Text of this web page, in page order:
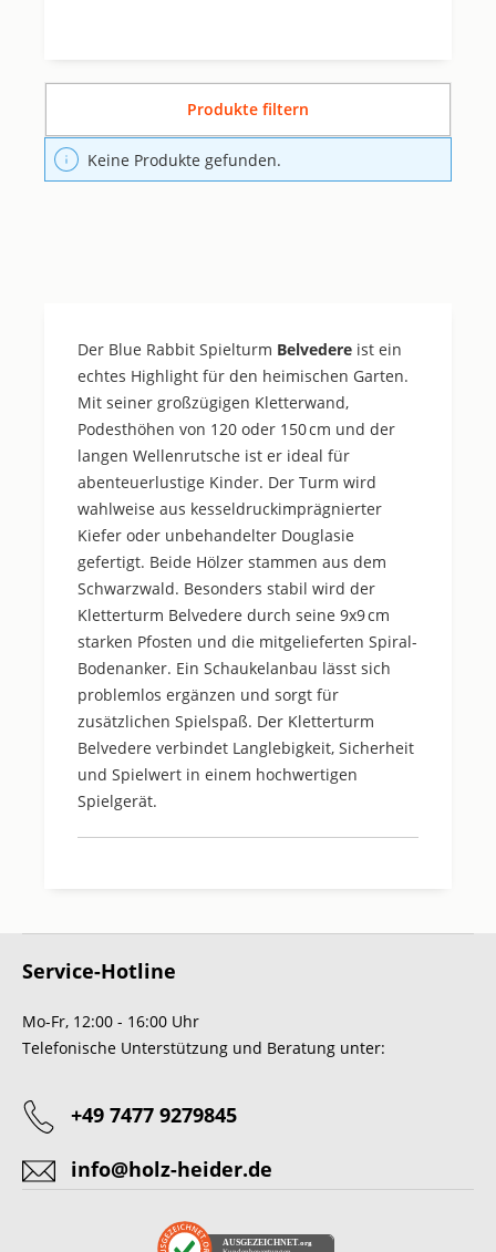
Produkte filtern
Keine Produkte gefunden.
Der Blue Rabbit Spielturm Belvedere ist ein
echtes Highlight für den heimischen Garten.
Mit seiner großzügigen Kletterwand,
Podesthöhen von 120 oder 150 cm und der
langen Wellenrutsche ist er ideal für
abenteuerlustige Kinder. Der Turm wird
wahlweise aus kesseldruckimprägnierter
Kiefer oder unbehandelter Douglasie
gefertigt. Beide Hölzer stammen aus dem
Schwarzwald. Besonders stabil wird der
Kletterturm Belvedere durch seine 9x9 cm
starken Pfosten und die mitgelieferten Spiral-
Bodenanker. Ein Schaukelanbau lässt sich
problemlos ergänzen und sorgt für
zusätzlichen Spielspaß. Der Kletterturm
Belvedere verbindet Langlebigkeit, Sicherheit
und Spielwert in einem hochwertigen
Spielgerät.
Service-Hotline
Mo-Fr, 12:00 - 16:00 Uhr
Telefonische Unterstützung und Beratung unter:
+49 7477 9279845
info@holz-heider.de
AUSGEZEICHNET .org